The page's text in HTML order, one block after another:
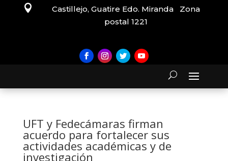

Castillejo, Guatire Edo. Miranda Zona
postal 1221
UFT y Fedecámaras firman
acuerdo para fortalecer sus
actividades académicas y de
investigación